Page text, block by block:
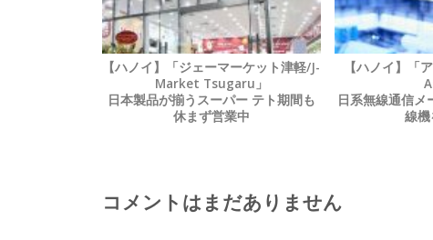
【ハノイ】「ジェーマーケット津軽/J-
Market Tsugaru」
日本製品が揃うスーパー テト期間も
休まず営業中
【ハノイ】「
日系無線通信メ
線
コメントはまだありません